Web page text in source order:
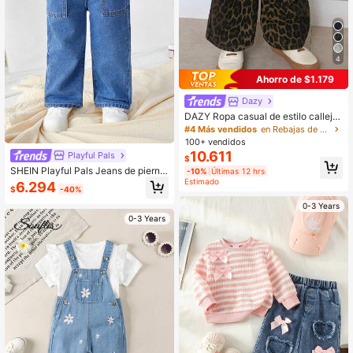
Playful Pals
SHEIN Playful Pals Jeans de pierna
ancha de cintura alta de lavado me
dio en azul para bebé niña, suaves,
stica
$6.294 -40%
0-3 Years
4
Ahorro de $1.179
Dazy
DAZY Ropa casual de estilo callejer
o para niñas bebé y niñas pequeñas
con estampado de leopardo y mezc
lilla
#4 Más vendidos
en Rebajas de verano Denim para niñas
100+ vendidos
$10.611
-10% Últimas 12 hrs
Estimado
0-3 Years